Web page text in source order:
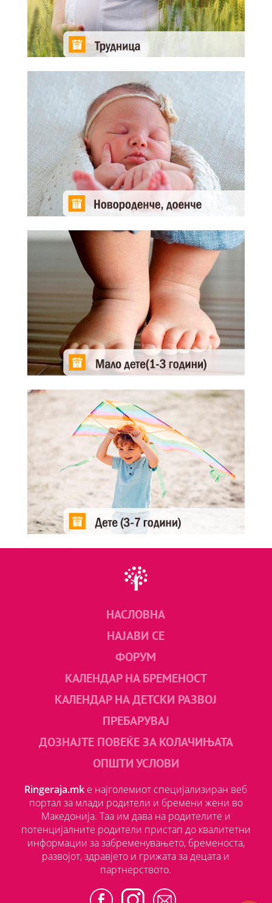
НАСЛОВНА
НАЈАВИ СЕ
ФОРУМ
КАЛЕНДАР НА БРЕМЕНОСТ
КАЛЕНДАР НА ДЕТСКИ РАЗВОЈ
ПРЕБАРУВАЈ
ДОЗНАЈТЕ ПОВЕЌЕ ЗА КОЛАЧИЊАТА
ОПШТИ УСЛОВИ
Ringeraja.mk е најголемиот специјализиран веб
портал за млади родители и бремени жени во
Македонија. Таа им дава на родителите и
потенцијалните родители пристап до квалитетни
информации за забременувањето, бременоста,
развојот, здравјето и грижата за децата и
партнерството.